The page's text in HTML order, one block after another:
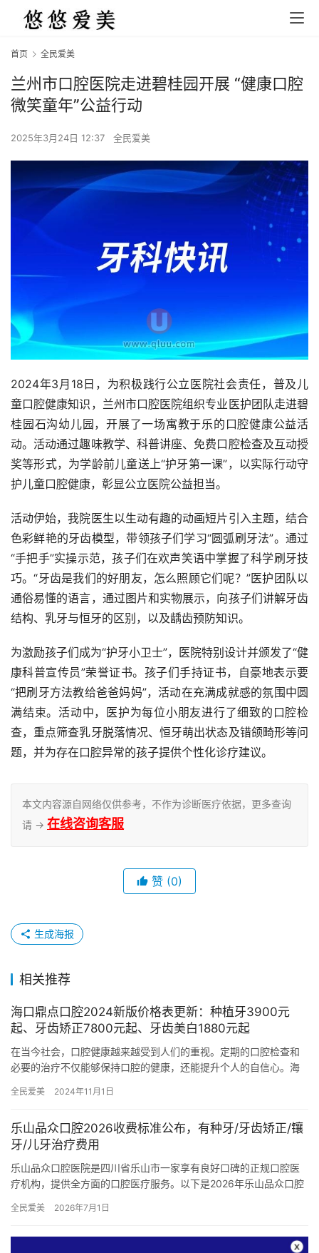
首页 全民爱美
兰州市口腔医院走进碧桂园开展 “健康口腔
微笑童年”公益行动
2025年3月24日 12:37 全民爱美
2024年3月18日，为积极践行公立医院社会责任，普及儿
童口腔健康知识，兰州市口腔医院组织专业医护团队走进碧
桂园石沟幼儿园，开展了一场寓教于乐的口腔健康公益活
动。活动通过趣味教学、科普讲座、免费口腔检查及互动授
奖等形式，为学龄前儿童送上“护牙第一课”，以实际行动守
护儿童口腔健康，彰显公立医院公益担当。
活动伊始，我院医生以生动有趣的动画短片引入主题，结合
色彩鲜艳的牙齿模型，带领孩子们学习“圆弧刷牙法”。通过
“手把手”实操示范，孩子们在欢声笑语中掌握了科学刷牙技
巧。“牙齿是我们的好朋友，怎么照顾它们呢？”医护团队以
通俗易懂的语言，通过图片和实物展示，向孩子们讲解牙齿
结构、乳牙与恒牙的区别，以及龋齿预防知识。
为激励孩子们成为“护牙小卫士”，医院特别设计并颁发了“健
康科普宣传员”荣誉证书。孩子们手持证书，自豪地表示要
“把刷牙方法教给爸爸妈妈”，活动在充满成就感的氛围中圆
满结束。活动中，医护为每位小朋友进行了细致的口腔检
查，重点筛查乳牙脱落情况、恒牙萌出状态及错颌畸形等问
题，并为存在口腔异常的孩子提供个性化诊疗建议。
本文内容源自网络仅供参考，不作为诊断医疗依据，更多查询
请 → 在线咨询客服
赞 (0)
生成海报
相关推荐
海口鼎点口腔2024新版价格表更新：种植牙3900元
起、牙齿矫正7800元起、牙齿美白1880元起
在当今社会，口腔健康越来越受到人们的重视。定期的口腔检查和
必要的治疗不仅能够保持口腔的健康，还能提升个人的自信心。海
疗团队…
全民爱美 2024年11月1日
乐山品众口腔2026收费标准公布，有种牙/牙齿矫正/镶
牙/儿牙治疗费用
乐山品众口腔医院是四川省乐山市一家享有良好口碑的正规口腔医
疗机构，提供全方面的口腔医疗服务。以下是2026年乐山品众口腔
全民爱美 2026年7月1日